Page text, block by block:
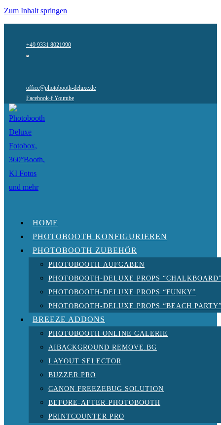
Zum Inhalt springen
+49 9331 8021990
office@photobooth-deluxe.de
Facebook-f Youtube
HOME
PHOTOBOOTH KONFIGURIEREN
PHOTOBOOTH ZUBEHÖR
PHOTOBOOTH-AUFGABEN
PHOTOBOOTH-DELUXE PROPS
PHOTOBOOTH-DELUXE PROPS “FUNKY”
PHOTOBOOTH-DELUXE PROPS “BEACH
BREEZE ADDONS
PHOTOBOOTH ONLINE GALERIE
AIBACKGROUND REMOVE.BG
LAYOUT SELECTOR
BUZZER PRO
CANON FREEZEBUG SOLUTION
BEFORE-AFTER-PHOTOBOOTH
PRINTCOUNTER PRO